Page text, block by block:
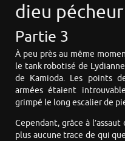
dieu pécheur
Partie 3
À peu près au même
le tank robotisé de
de Kamioda. Les points
armées étaient
grimpé le long escalier de
Cependant, grâce à
plus aucune trace de qui